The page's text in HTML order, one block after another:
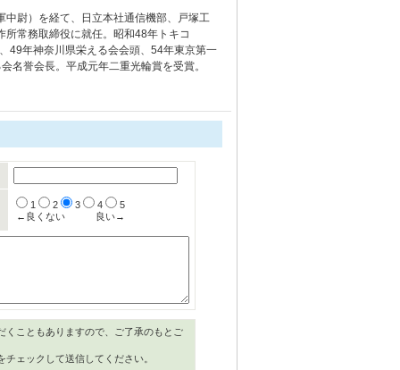
尉）を経て、日立本社通信機部、戸塚工
常務取締役に就任。昭和48年トキコ
49年神奈川県栄える会会頭、54年東京第一
名誉会長。平成元年二重光輪賞を受賞。
1 2 3 4
5
←良くない
良い→
こともありますので、ご了承のもとご
ェックして送信してください。